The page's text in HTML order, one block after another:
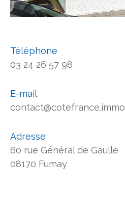
Téléphone
03 24 26 57 98
E-mail
contact@cotefrance.immo
Adresse
60 rue Général de Gaulle
08170 Fumay